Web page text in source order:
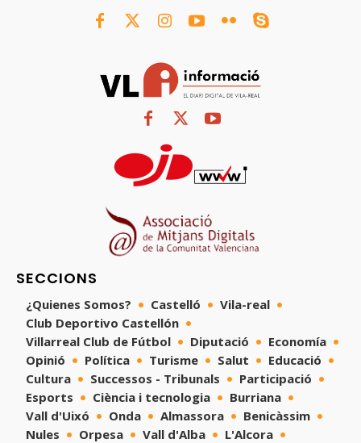
SECCIONS
¿Quienes Somos? Castelló
Vila-real
Club Deportivo Castellón
Villarreal Club de Fútbol
Diputació
Economía
Opinió
Política Turisme Salut
Educació
Cultura
Successos - Tribunals
Participació
Esports
Ciència i tecnologia
Burriana
Vall d'Uixó
Onda Almassora
Benicàssim
Nules
Orpesa Vall d'Alba
L'Alcora